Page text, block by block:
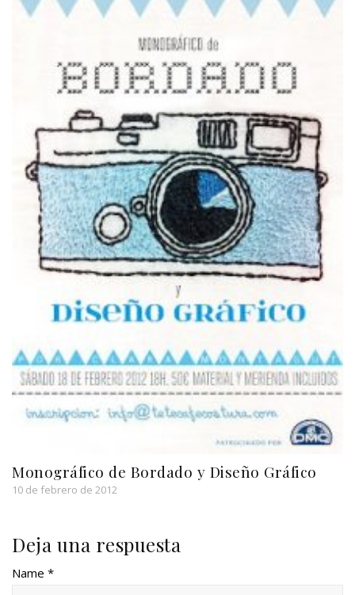
Monográfico de Bordado y Diseño Gráfico
10 de febrero de 2012
Deja una respuesta
Name *